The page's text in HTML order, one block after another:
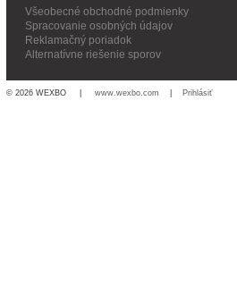
Všeobecné obchodné podmienky
Spracovanie osobných údajov
Reklamačný poriadok
Alternatívne riešenie sporov
© 2026 WEXBO | www.wexbo.com Prihlásiť